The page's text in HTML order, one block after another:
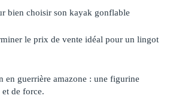
bien choisir son kayak gonflable
le prix de vente idéal pour un lingot
en guerrière amazone : une figurine
de force.